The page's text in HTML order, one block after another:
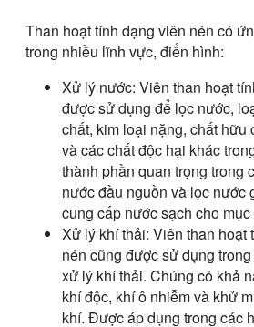
Than hoạt tính dạng viên nén có
trong nhiều lĩnh vực, điển hình:
Xử lý nước: Viên than hoạt
được sử dụng để lọc nước,
chất, kim loại nặng, chất hữu
và các chất độc hại khác
thành phần quan trọng trong
nước đầu nguồn và lọc nước
cung cấp nước sạch cho
Xử lý khí thải: Viên than hoạt
nén cũng được sử dụng
xử lý khí thải. Chúng có khả
khí độc, khí ô nhiễm và khử
khí. Được áp dụng trong các